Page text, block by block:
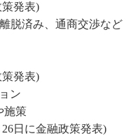
策発表)
脱済み、通商交渉など
策発表)
ン
施策
日に金融政策発表)